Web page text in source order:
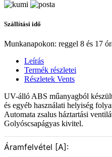
Szállítási idő
Munkanapokon: reggel 8 és 17
Leírás
Termék részletei
Részletek Vents
UV-álló ABS műanyagból
és egyéb használati helyiség
Automata zsalus háztartási
Golyóscsapágyas kivitel.
Áramfelvétel [A]: